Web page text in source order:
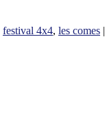
festival 4x4, les comes |